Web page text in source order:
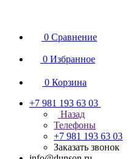
0 Сравнение
0 Избранное
0 Корзина
+7 981 193 63 03
Назад
Телефоны
+7 981 193 63 03
Заказать звонок